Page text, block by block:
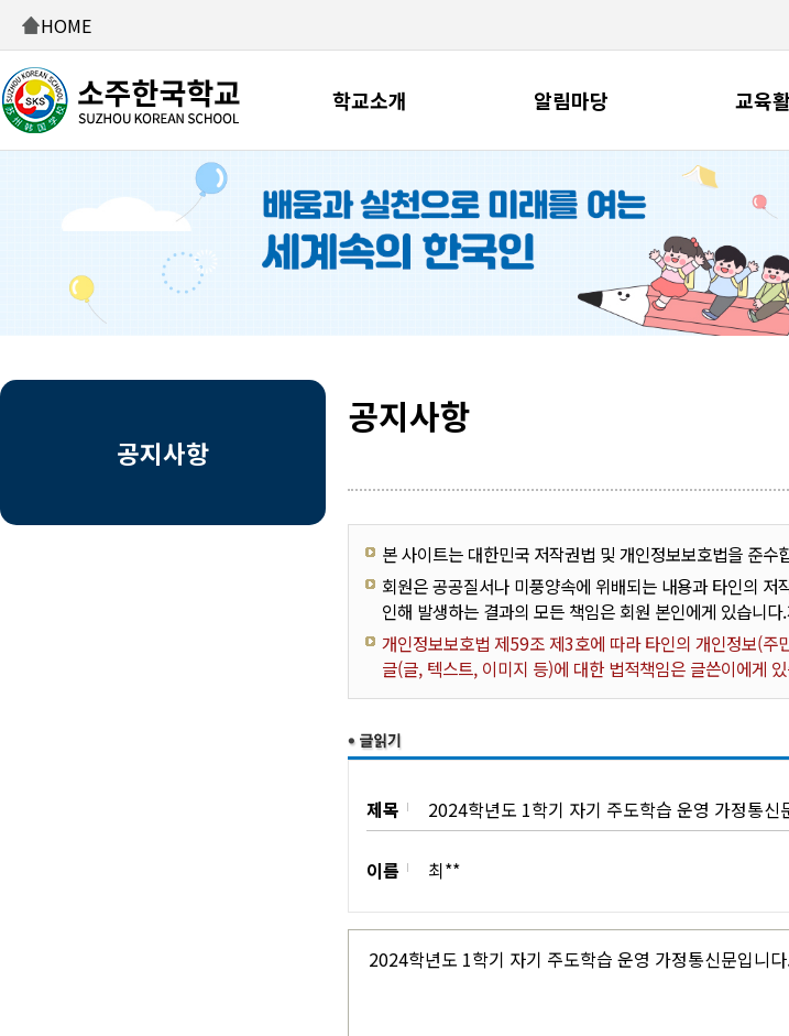
HOME
학교소개 알림마당 교육
공지사항
공지사항
본 사이트는 대한민국 저작권법 및 개인정보보호법을 준수
회원은 공공질서나 미풍양속에 위배되는 내용과 타인의
인해 발생하는 결과의 모든 책임은 회원 본인에게 있습니
개인정보보호법 제59조 제3호에 따라 타인의 개인정보(
글(글, 텍스트, 이미지 등)에 대한 법적책임은 글쓴이에게
제목 2024학년도 1학기 자기 주도학습 운영 가정통신
이름 최**
2024학년도 1학기 자기 주도학습 운영 가정통신문입니